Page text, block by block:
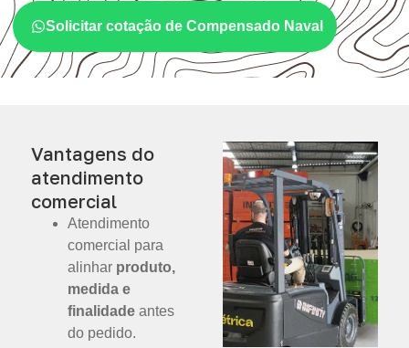
Solicitar cotação de Compensado Naval
Vantagens do
atendimento
comercial
Atendimento
comercial para
alinhar produto,
medida e
finalidade antes
do pedido.